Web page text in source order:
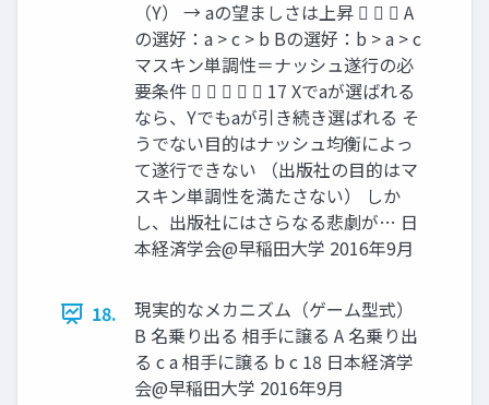
（Y） → aの望ましさは上昇    A
の選好：a > c > b Bの選好：b > a > c
マスキン単調性＝ナッシュ遂行の必
要条件      17 Xでaが選ばれる
なら、Yでもaが引き続き選ばれる そ
うでない目的はナッシュ均衡によっ
て遂行できない （出版社の目的はマ
スキン単調性を満たさない） しか
し、出版社にはさらなる悲劇が… 日
本経済学会@早稲田大学 2016年9月
18.
現実的なメカニズム（ゲーム型式）
B 名乗り出る 相手に譲る A 名乗り出
る c a 相手に譲る b c 18 日本経済学
会@早稲田大学 2016年9月